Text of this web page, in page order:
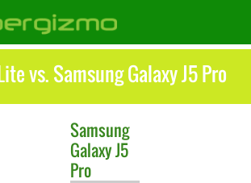
vs. Samsung Galaxy J5 Pro
Samsung
Galaxy J5
Pro